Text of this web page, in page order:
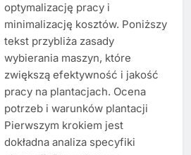
optymalizację pracy i
minimalizację kosztów. Poniższy
tekst przybliża zasady
wybierania maszyn, które
zwiększą efektywność i jakość
pracy na plantacjach. Ocena
potrzeb i warunków plantacji
Pierwszym krokiem jest
dokładna analiza specyfiki